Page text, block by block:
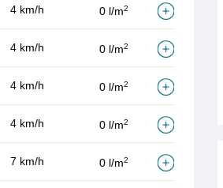
4 km/h 0 l/m2
4 km/h 0 l/m2
4 km/h 0 l/m2
4 km/h 0 l/m2
7 km/h 0 l/m2